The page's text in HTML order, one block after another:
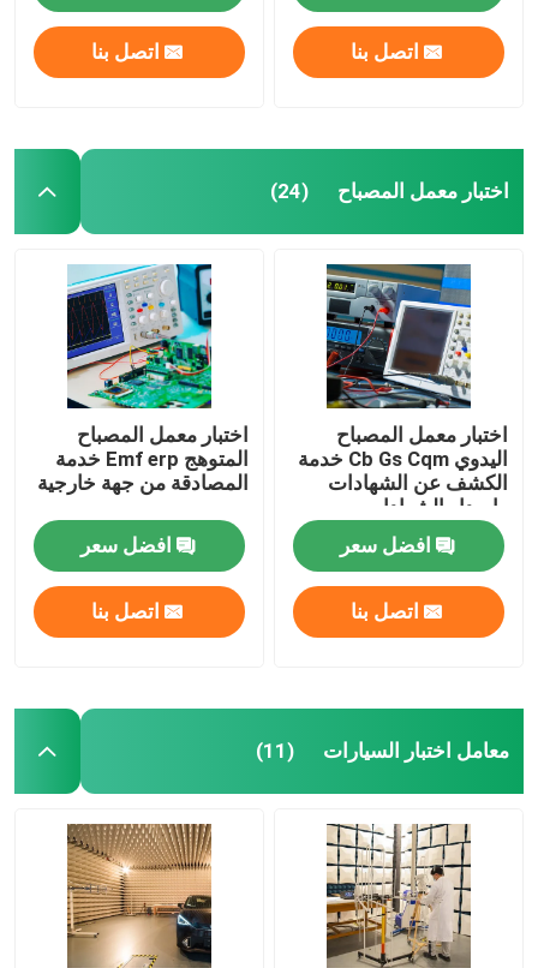
اتصل بنا اتصل بنا
اختبار معمل المصباح (24)
اختبار معمل المصباح
اليدوي Cb Gs Cqm خدمة
الكشف عن الشهادات
وإصدار الشهادات
افضل سعر
اتصل بنا
اختبار معمل المصباح
المتوهج Emf erp خدمة
المصادقة من جهة خارجية
افضل سعر
اتصل بنا
معامل اختبار السيارات (11)